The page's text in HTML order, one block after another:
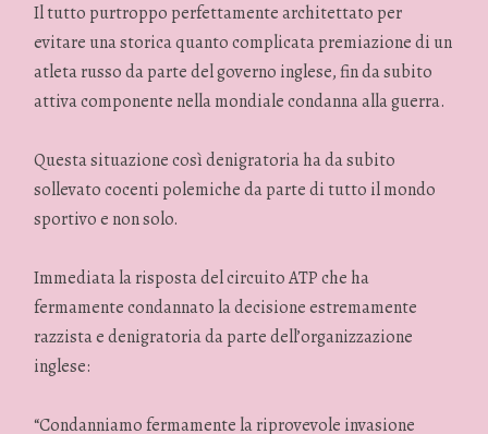
Il tutto purtroppo perfettamente architettato per
evitare una storica quanto complicata premiazione di un
atleta russo da parte del governo inglese, fin da subito
attiva componente nella mondiale condanna alla guerra.
Questa situazione così denigratoria ha da subito
sollevato cocenti polemiche da parte di tutto il mondo
sportivo e non solo.
Immediata la risposta del circuito ATP che ha
fermamente condannato la decisione estremamente
razzista e denigratoria da parte dell’organizzazione
inglese:
“Condanniamo fermamente la riprovevole invasione